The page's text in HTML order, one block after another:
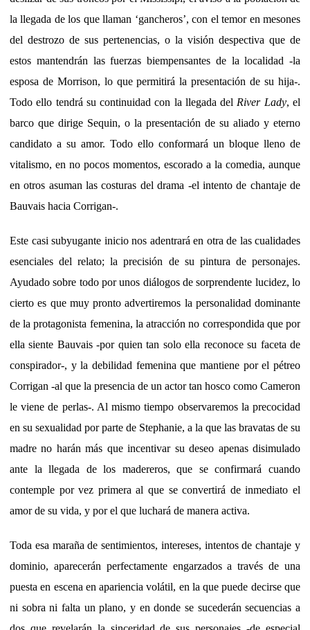
la llegada de los que llaman ‘gancheros’, con el temor en mesones
del destrozo de sus pertenencias, o la visión despectiva que de
estos mantendrán las fuerzas biempensantes de la localidad -la
esposa de Morrison, lo que permitirá la presentación de su hija-.
Todo ello tendrá su continuidad con la llegada del River Lady, el
barco que dirige Sequin, o la presentación de su aliado y eterno
candidato a su amor. Todo ello conformará un bloque lleno de
vitalismo, en no pocos momentos, escorado a la comedia, aunque
en otros asuman las costuras del drama -el intento de chantaje de
Bauvais hacia Corrigan-.
Este casi subyugante inicio nos adentrará en otra de las cualidades
esenciales del relato; la precisión de su pintura de personajes.
Ayudado sobre todo por unos diálogos de sorprendente lucidez, lo
cierto es que muy pronto advertiremos la personalidad dominante
de la protagonista femenina, la atracción no correspondida que por
ella siente Bauvais -por quien tan solo ella reconoce su faceta de
conspirador-, y la debilidad femenina que mantiene por el pétreo
Corrigan -al que la presencia de un actor tan hosco como Cameron
le viene de perlas-. Al mismo tiempo observaremos la precocidad
en su sexualidad por parte de Stephanie, a la que las bravatas de su
madre no harán más que incentivar su deseo apenas disimulado
ante la llegada de los madereros, que se confirmará cuando
contemple por vez primera al que se convertirá de inmediato el
amor de su vida, y por el que luchará de manera activa.
Toda esa maraña de sentimientos, intereses, intentos de chantaje y
dominio, aparecerán perfectamente engarzados a través de una
puesta en escena en apariencia volátil, en la que puede decirse que
ni sobra ni falta un plano, y en donde se sucederán secuencias a